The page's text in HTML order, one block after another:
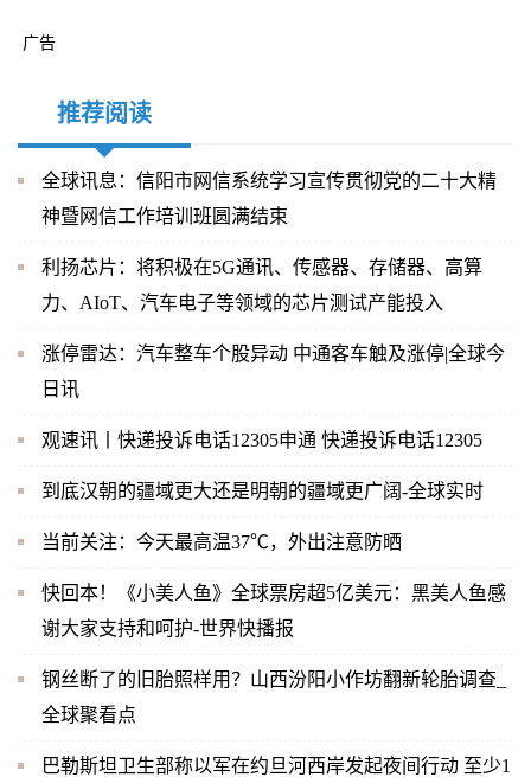
广告
推荐阅读
全球讯息：信阳市网信系统学习宣传贯彻党的二十大精
神暨网信工作培训班圆满结束
利扬芯片：将积极在5G通讯、传感器、存储器、高算
力、AIoT、汽车电子等领域的芯片测试产能投入
涨停雷达：汽车整车个股异动 中通客车触及涨停|全球今
日讯
观速讯丨快递投诉电话12305申通 快递投诉电话12305
到底汉朝的疆域更大还是明朝的疆域更广阔-全球实时
当前关注：今天最高温37℃，外出注意防晒
快回本！《小美人鱼》全球票房超5亿美元：黑美人鱼感
谢大家支持和呵护-世界快播报
钢丝断了的旧胎照样用？山西汾阳小作坊翻新轮胎调查_
全球聚看点
巴勒斯坦卫生部称以军在约旦河西岸发起夜间行动 至少1